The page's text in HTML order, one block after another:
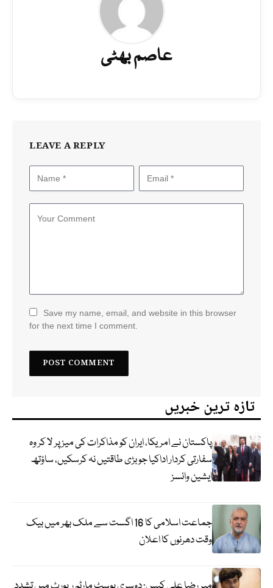
عاصم بھٹی
LEAVE A REPLY
Save my name, email, and website in this browser
for the next time I comment.
تازہ ترین خبریں
پاکستان نے امریکا، ایران کو مذاکرات کی میز پر لا کر وہ
سفارتی کردار اداکیا جو بڑی طاقتیں نہ کرسکیں، ساؤتھ
ایشین وائسز
جماعت اسلامی کا 16 اگست سے ملک بھر میں بیک
وقت دھرنوں کا اعلان